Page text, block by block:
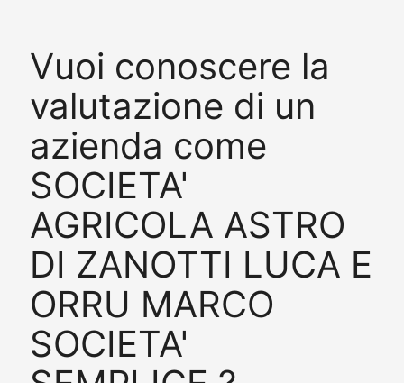
Vuoi conoscere la
valutazione di un
azienda come
SOCIETA'
AGRICOLA ASTRO
DI ZANOTTI LUCA E
ORRU MARCO
SOCIETA'